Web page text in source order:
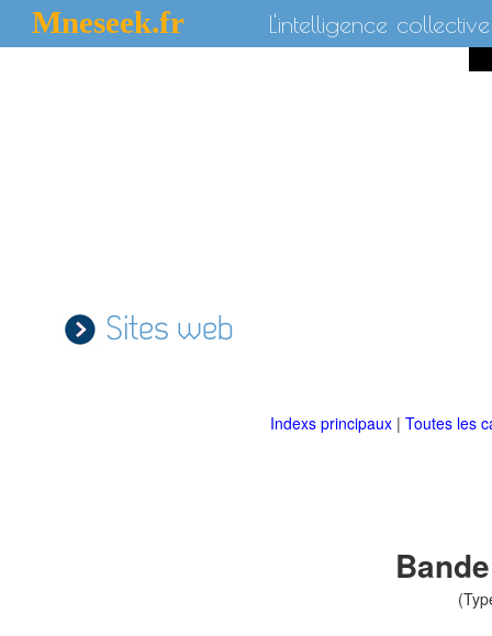
Mneseek.fr L'intelligence collective
Sites web
Indexs principaux | Toutes les